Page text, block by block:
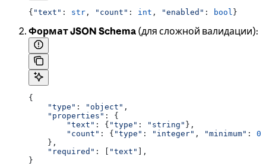
{ "text" : str , "count" : int , "enabled" : bool }
Формат JSON Schema (для сложной валидации):
{
    "type"
: "object" ,
    "properties"
: {
        "text"
: { "type" : "string" },
        "count"
: { "type" : "integer" , "minimum" : 0
    },
    "required"
: [ "text"
],
}